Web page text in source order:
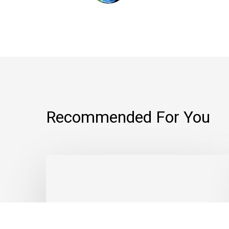
Recommended For You